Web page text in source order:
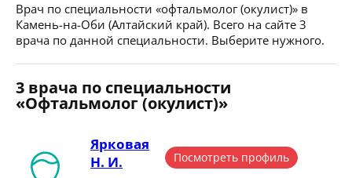
Врач по специальности «офтальмолог (окулист)» в
Камень-на-Оби (Алтайский край). Всего на сайте 3
врача по данной специальности. Выберите нужного.
3 врача по специальности
«Офтальмолог (окулист)»
Ярковая
Н. И.
Посмотреть профиль